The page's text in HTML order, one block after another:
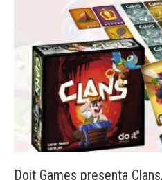
Doit Games presenta